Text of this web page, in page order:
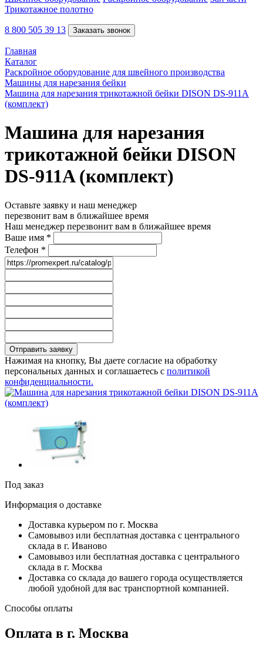
Трикотажное полотно
8 800 505 39 13 Заказать звонок
Главная
Каталог
Раскройное оборудование для швейного производства
Машины для нарезания бейки
Машина для нарезания трикотажной бейки DISON DS-911A
(комплект)
Машина для нарезания
трикотажной бейки DISON
DS-911A (комплект)
Оставьте заявку и наш менеджер
перезвонит вам в ближайшее время
Наш менеджер перезвонит вам в ближайшее время
Ваше имя *
Телефон *
Отправить заявку
Нажимая на кнопку, Вы даете согласие на обработку
персональных данных и соглашаетесь с политикой
конфиденциальности.
Под заказ
Информация о доставке
Доставка курьером по г. Москва
Самовывоз или бесплатная доставка с центрального
склада в г. Иваново
Самовывоз или бесплатная доставка с центрального
склада в г. Москва
Доставка со склада до вашего города осуществляется
любой удобной для вас транспортной компанией.
Способы оплаты
Оплата в г. Москва